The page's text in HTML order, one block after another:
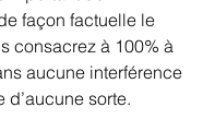
façon factuelle le
consacrez à 100% à
aucune interférence
d’aucune sorte.